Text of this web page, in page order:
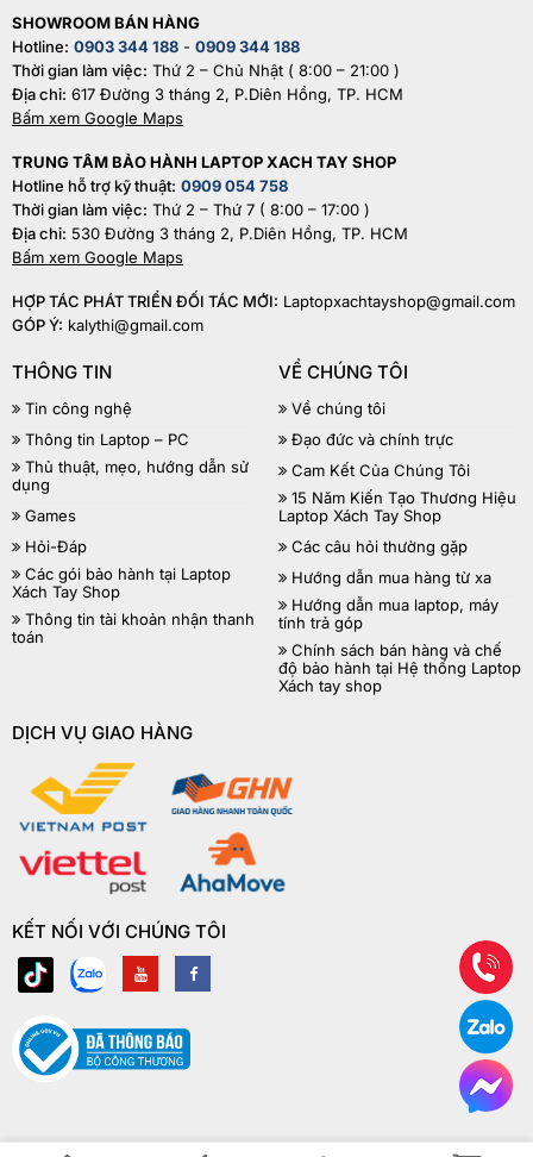
SHOWROOM BÁN HÀNG
Hotline: 0903 344 188 - 0909 344 188
Thời gian làm việc: Thứ 2 – Chủ Nhật ( 8:00 – 21:00 )
Địa chỉ: 617 Đường 3 tháng 2, P.Diên Hồng, TP. HCM
Bấm xem Google Maps
TRUNG TÂM BẢO HÀNH LAPTOP XACH TAY SHOP
Hotline hỗ trợ kỹ thuật: 0909 054 758
Thời gian làm việc: Thứ 2 – Thứ 7 ( 8:00 – 17:00 )
Địa chỉ: 530 Đường 3 tháng 2, P.Diên Hồng, TP. HCM
Bấm xem Google Maps
HỢP TÁC PHÁT TRIỂN ĐỐI TÁC MỚI: Laptopxachtayshop@gmail.com
GÓP Ý: kalythi@gmail.com
THÔNG TIN
Tin công nghệ
Thông tin Laptop – PC
Thủ thuật, mẹo, hướng dẫn sử
dụng
Games
Hỏi-Đáp
Các gói bảo hành tại Laptop
Xách Tay Shop
Thông tin tài khoản nhận thanh
toán
VỀ CHÚNG TÔI
Về chúng tôi
Đạo đức và chính trực
Cam Kết Của Chúng Tôi
15 Năm Kiến Tạo Thương Hiệu
Laptop Xách Tay Shop
Các câu hỏi thường gặp
Hướng dẫn mua hàng từ xa
Hướng dẫn mua laptop, máy
tính trả góp
Chính sách bán hàng và chế
độ bảo hành tại Hệ thống Laptop
Xách tay shop
DỊCH VỤ GIAO HÀNG
KẾT NỐI VỚI CHÚNG TÔI